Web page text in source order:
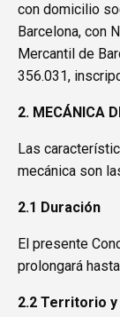
con domicilio
Barcelona, con
Mercantil de
356.031,
2. MECÁNICA
Las
mecánica son
2.1 Duración
El presente
prolongará
2.2 Territorio